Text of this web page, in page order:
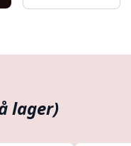
lager)